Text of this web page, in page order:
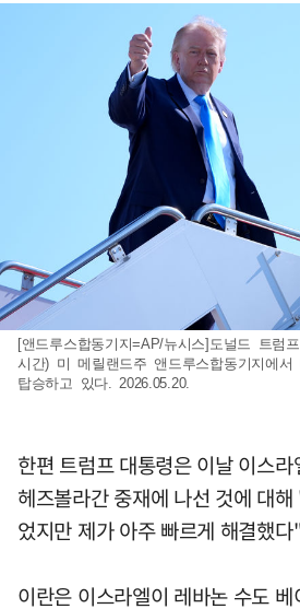
[앤드루스합동기지=AP/뉴시스]도널드 트럼
시간) 미 메릴랜드주 앤드루스합동기지에서
탑승하고 있다. 2026.05.20.
한편 트럼프 대통령은 이날 이스
헤즈볼라간 중재에 나선 것에 대
었지만 제가 아주 빠르게 해결했
이란은 이스라엘이 레바논 수도